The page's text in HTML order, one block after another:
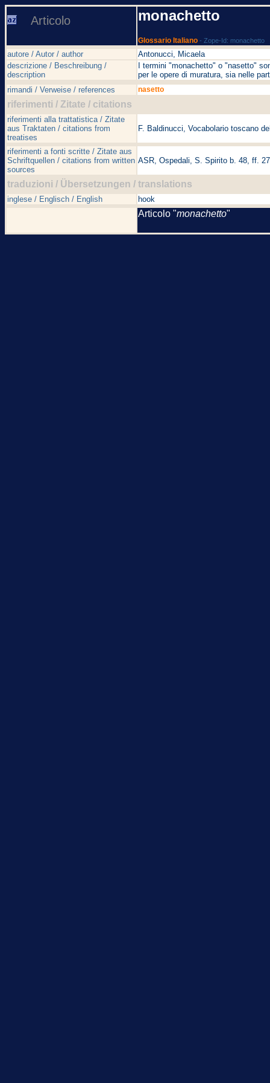
Articolo monachetto
Glossario Italiano - Zope-Id: monachetto
autore / Autor / author
Antonucci, Micaela
descrizione / Beschreibung /
description
I termini "monachetto" o "nasetto"
per le opere di muratura, sia nelle
rimandi / Verweise / references
nasetto
riferimenti / Zitate / citations
riferimenti alla trattatistica / Zitate
aus Traktaten / citations from
treatises
F. Baldinucci, Vocabolario toscano
riferimenti a fonti scritte / Zitate aus
Schriftquellen / citations from written
sources
ASR, Ospedali, S. Spirito b. 48, ff.
traduzioni / Übersetzungen / translations
inglese / Englisch / English hook
Articolo "monachetto"